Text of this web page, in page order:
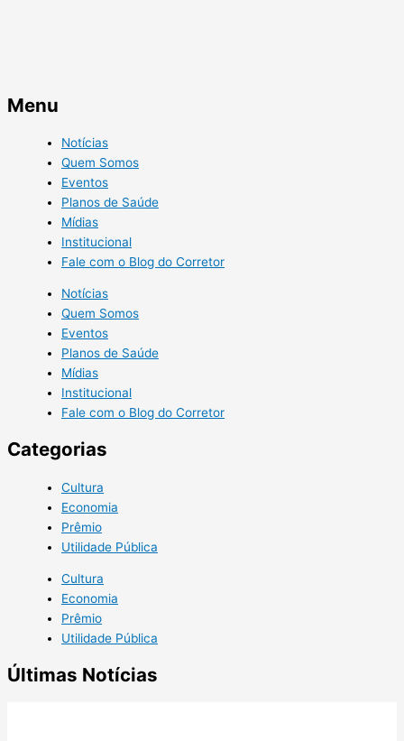
Menu
Notícias
Quem Somos
Eventos
Planos de Saúde
Mídias
Institucional
Fale com o Blog do Corretor
Notícias
Quem Somos
Eventos
Planos de Saúde
Mídias
Institucional
Fale com o Blog do Corretor
Categorias
Cultura
Economia
Prêmio
Utilidade Pública
Cultura
Economia
Prêmio
Utilidade Pública
Últimas Notícias